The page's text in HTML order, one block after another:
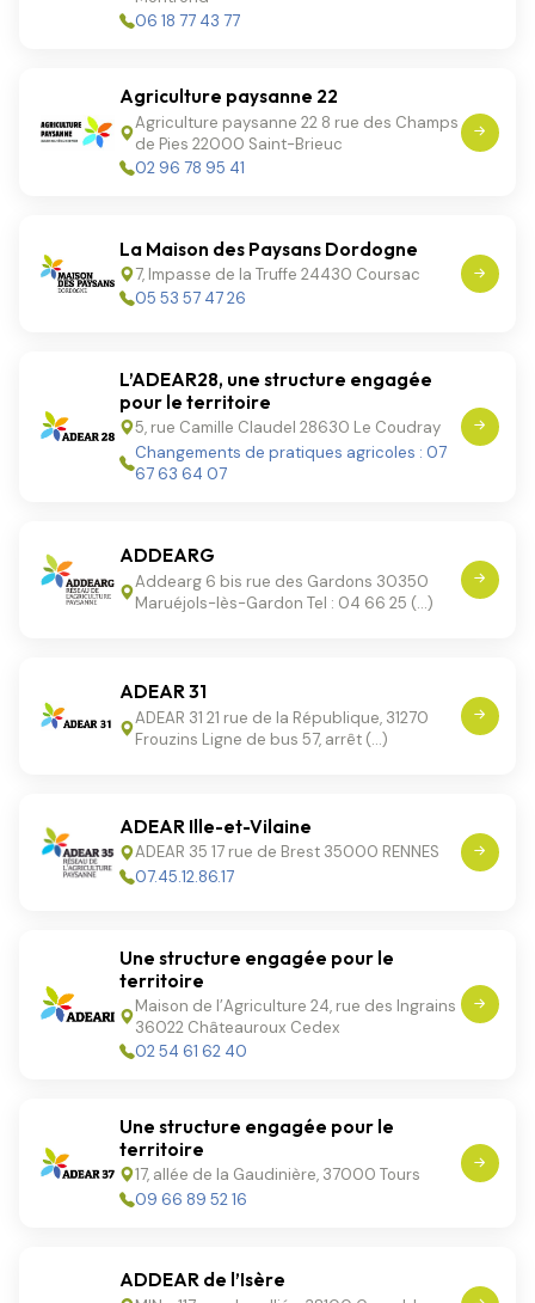
06 18 77 43 77
Agriculture paysanne 22
Agriculture paysanne 22 8 rue des Champs
de Pies 22000 Saint-Brieuc
02 96 78 95 41
La Maison des Paysans Dordogne
7, Impasse de la Truffe 24430 Coursac
05 53 57 47 26
L’ADEAR28, une structure engagée
pour le territoire
5, rue Camille Claudel 28630 Le Coudray
Changements de pratiques agricoles : 07
67 63 64 07
ADDEARG
Addearg 6 bis rue des Gardons 30350
Maruéjols-lès-Gardon Tel : 04 66 25 (…)
ADEAR 31
ADEAR 31 21 rue de la République, 31270
Frouzins Ligne de bus 57, arrêt (…)
ADEAR Ille-et-Vilaine
ADEAR 35 17 rue de Brest 35000 RENNES
07.45.12.86.17
Une structure engagée pour le
territoire
Maison de l’Agriculture 24, rue des Ingrains
36022 Châteauroux Cedex
02 54 61 62 40
Une structure engagée pour le
territoire
17, allée de la Gaudinière, 37000 Tours
09 66 89 52 16
ADDEAR de l’Isère